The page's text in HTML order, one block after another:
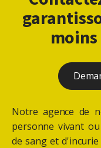
Notre agence de
personne vivant
de sang et